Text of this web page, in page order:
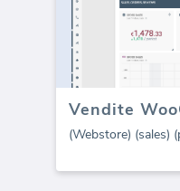
(Webstore) (sales)